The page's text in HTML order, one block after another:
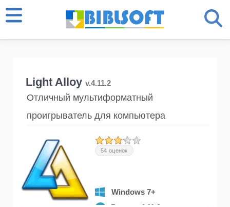
Light Alloy v.4.11.2
Отличный мультиформатный
проигрыватель для компьютера
54 оценок
Windows 7+